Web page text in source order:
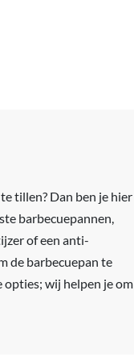
tillen? Dan ben je hier
barbecuepannen,
of een anti-
de barbecuepan te
wij helpen je om